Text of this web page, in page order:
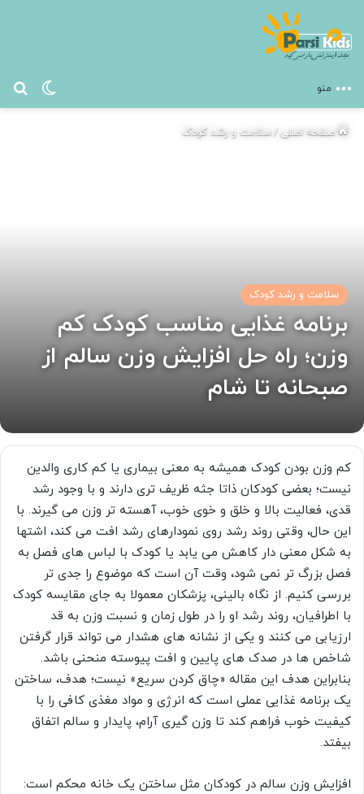
تغییر منو
صفحه اصلی/سلامت و رشد کودک
سلامت و رشد کودک
برنامه غذایی مناسب کودک کم
وزن؛ راه حل افزایش وزن سالم از
صبحانه تا شام
کم وزن بودن کودک همیشه به معنی بیماری یا کم کاری والدین
نیست؛ بعضی کودکان ذاتا جثه ظریف تری دارند و با وجود رشد
قدی، فعالیت بالا و خلق و خوی خوب، آهسته تر وزن می گیرند. با
این حال، وقتی روند رشد روی نمودارهای رشد افت می کند، اشتها
به شکل معنی دار کاهش می یابد یا کودک با لباس های فصل به
فصل بزرگ تر نمی شود، وقت آن است که موضوع را جدی تر
بررسی کنیم. از نگاه بالینی، پزشکان معمولا به جای مقایسه کودک
با اطرافیان، روند رشد او را در طول زمان و نسبت وزن به قد
ارزیابی می کنند و یکی از نشانه های هشدار می تواند قرار گرفتن
شاخص ها در صدک های پایین و افت پیوسته منحنی باشد.
بنابراین هدف این مقاله «چاق کردن سریع» نیست؛ هدف، ساختن
یک برنامه غذایی عملی است که انرژی و مواد مغذی کافی را با
کیفیت خوب فراهم کند تا وزن گیری آرام، پایدار و سالم اتفاق
بیفتد.
افزایش وزن سالم در کودکان مثل ساختن یک خانه محکم است: